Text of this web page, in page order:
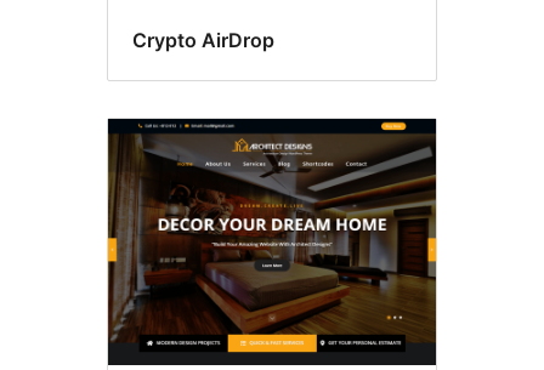
Crypto AirDrop